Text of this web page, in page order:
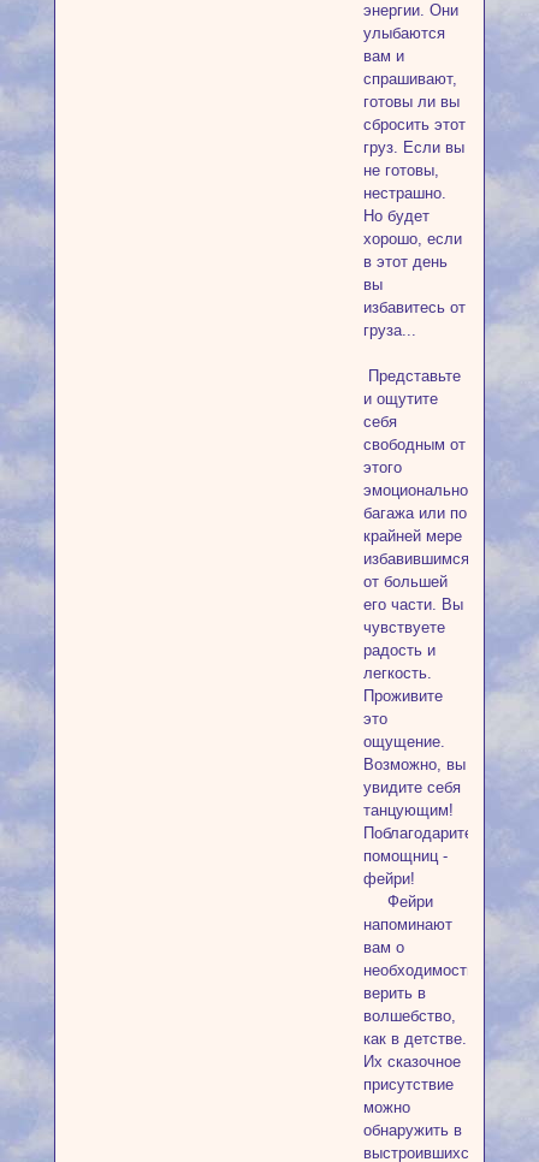
энергии. Они
улыбаются
вам и
спрашивают,
готовы ли вы
сбросить этот
груз. Если вы
не готовы,
нестрашно.
Но будет
хорошо, если
в этот день
вы
избавитесь от
груза...
Представьте
и ощутите
себя
свободным от
этого
эмоционального
багажа или по
крайней мере
избавившимся
от большей
его части. Вы
чувствуете
радость и
легкость.
Проживите
это
ощущение.
Возможно, вы
увидите себя
танцующим!
Поблагодарите
помощниц -
фейри!
Фейри
напоминают
вам о
необходимости
верить в
волшебство,
как в детстве.
Их сказочное
присутствие
можно
обнаружить в
выстроившихся